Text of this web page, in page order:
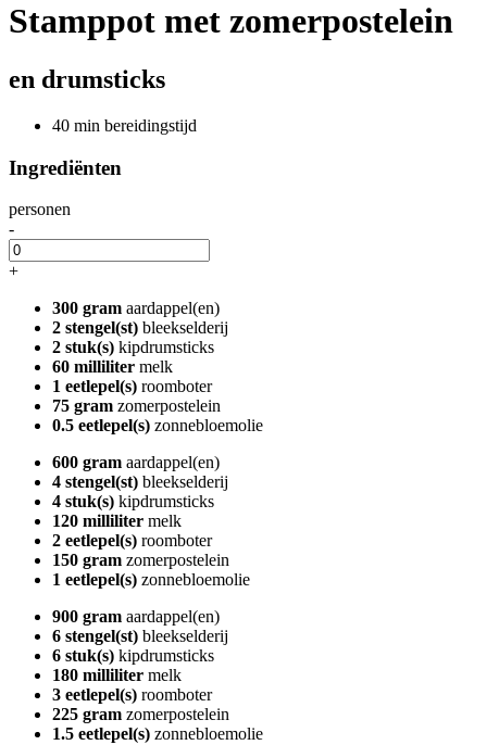
Stamppot met zomerpostelein
en drumsticks
40 min bereidingstijd
Ingrediënten
personen
-
+
300 gram aardappel(en)
2 stengel(st) bleekselderij
2 stuk(s) kipdrumsticks
60 milliliter melk
1 eetlepel(s) roomboter
75 gram zomerpostelein
0.5 eetlepel(s) zonnebloemolie
600 gram aardappel(en)
4 stengel(st) bleekselderij
4 stuk(s) kipdrumsticks
120 milliliter melk
2 eetlepel(s) roomboter
150 gram zomerpostelein
1 eetlepel(s) zonnebloemolie
900 gram aardappel(en)
6 stengel(st) bleekselderij
6 stuk(s) kipdrumsticks
180 milliliter melk
3 eetlepel(s) roomboter
225 gram zomerpostelein
1.5 eetlepel(s) zonnebloemolie